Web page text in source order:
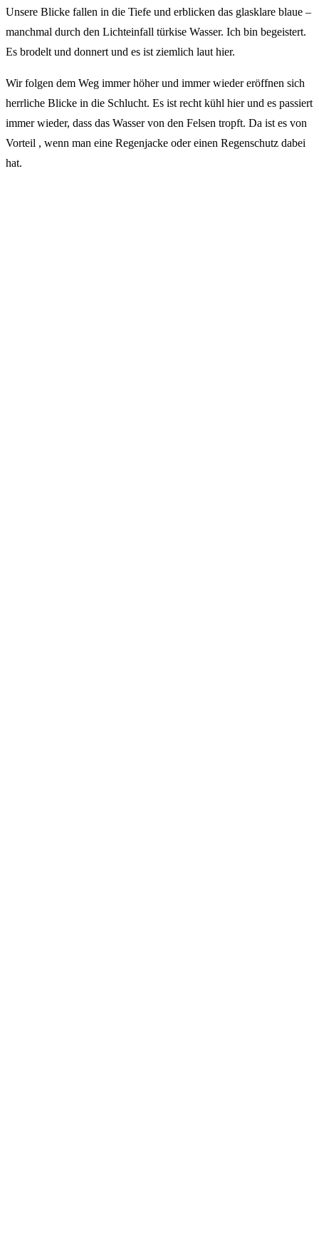
Unsere Blicke fallen in die Tiefe und erblicken das glasklare blaue –
manchmal durch den Lichteinfall türkise Wasser. Ich bin begeistert.
Es brodelt und donnert und es ist ziemlich laut hier.
Wir folgen dem Weg immer höher und immer wieder eröffnen sich
herrliche Blicke in die Schlucht. Es ist recht kühl hier und es passiert
immer wieder, dass das Wasser von den Felsen tropft. Da ist es von
Vorteil , wenn man eine Regenjacke oder einen Regenschutz dabei
hat.